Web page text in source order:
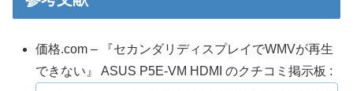
価格.com – 『セカンダリディスプレイでWMVが再生
できない』 ASUS P5E-VM HDMI のクチコミ掲示板 :